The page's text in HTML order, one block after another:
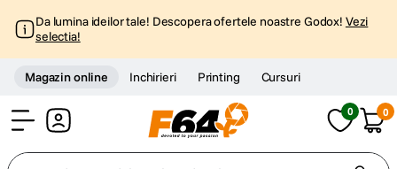
Da lumina ideilor tale! Descopera ofertele noastre Godox! Vezi
selectia!
Magazin online Inchirieri Printing Cursuri
0 0
Cauta dupa model, tipul produsului, caracteristici...